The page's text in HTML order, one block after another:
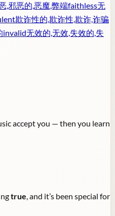
,邪恶的,恶魔,弊端faithless无
欺诈性的,欺诈性,欺诈,诈骗
invalid无效的,无效,失效的,失
accept you — then you learn
true, and it’s been special for